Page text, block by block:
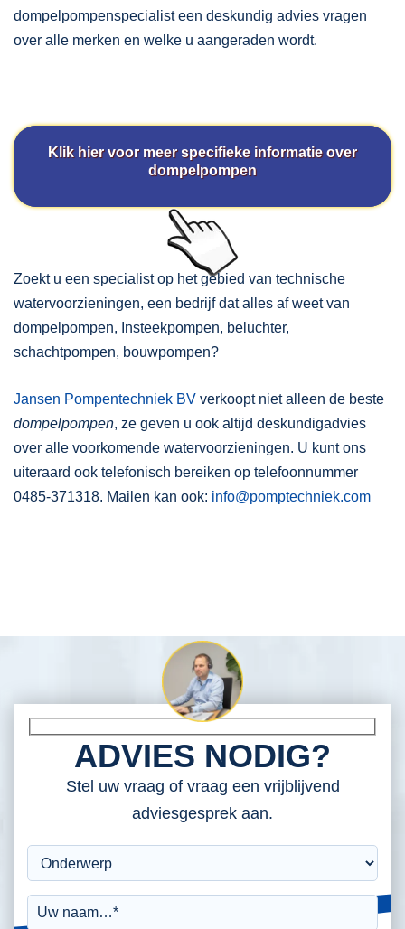
dompelpompenspecialist een deskundig advies vragen
over alle merken en welke u aangeraden wordt.
Klik hier voor meer specifieke informatie over
dompelpompen
Zoekt u een specialist op het gebied van technische
watervoorzieningen, een bedrijf dat alles af weet van
dompelpompen, Insteekpompen, beluchter,
schachtpompen, bouwpompen?
Jansen Pompentechniek BV verkoopt niet alleen de beste
dompelpompen, ze geven u ook altijd deskundigadvies
over alle voorkomende watervoorzieningen. U kunt ons
uiteraard ook telefonisch bereiken op telefoonnummer
0485-371318. Mailen kan ook: info@pomptechniek.com
ADVIES NODIG?
Stel uw vraag of vraag een vrijblijvend
adviesgesprek aan.